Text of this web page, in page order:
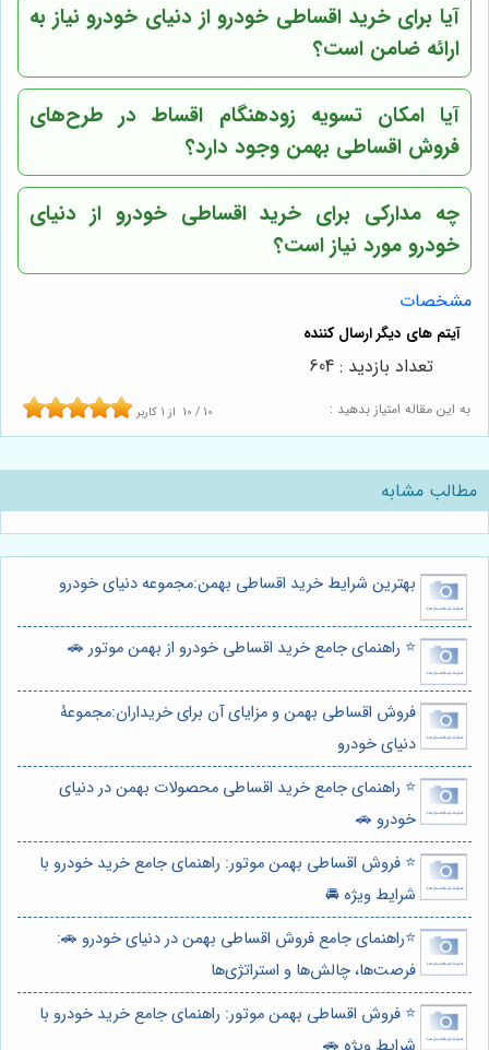
آیا برای خرید اقساطی خودرو از دنیای خودرو نیاز به
ارائه ضامن است؟
آیا امکان تسویه زودهنگام اقساط در طرح‌های
فروش اقساطی بهمن وجود دارد؟
چه مدارکی برای خرید اقساطی خودرو از دنیای
خودرو مورد نیاز است؟
مشخصات
به این مقاله امتیاز بدهید : 10 / 10 از 1 کاربر
تعداد بازدید : 604
مطالب مشابه
بهترین شرایط خرید اقساطی بهمن:مجموعه دنیای خودرو
⭐️ راهنمای جامع خرید اقساطی خودرو از بهمن موتور 🚗
فروش اقساطی بهمن و مزایای آن برای خریداران:مجموعۀ
دنیای خودرو
⭐️ راهنمای جامع خرید اقساطی محصولات بهمن در دنیای
خودرو 🚗
⭐️ فروش اقساطی بهمن موتور: راهنمای جامع خرید خودرو با
شرایط ویژه 🚘
⭐️راهنمای جامع فروش اقساطی بهمن در دنیای خودرو 🚗:
فرصت‌ها، چالش‌ها و استراتژی‌ها
⭐️ فروش اقساطی بهمن موتور: راهنمای جامع خرید خودرو با